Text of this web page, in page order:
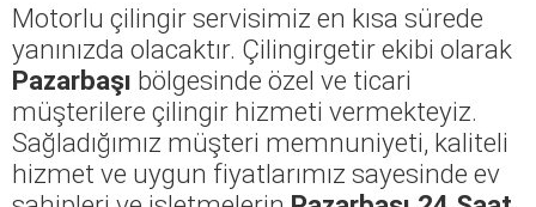
Motorlu çilingir servisimiz en kısa sürede
yanınızda olacaktır. Çilingirgetir ekibi olarak
Pazarbaşı bölgesinde özel ve ticari
müşterilere çilingir hizmeti vermekteyiz.
Sağladığımız müşteri memnuniyeti, kaliteli
hizmet ve uygun fiyatlarımız sayesinde ev